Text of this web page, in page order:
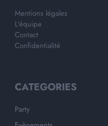
Mentions légales
L'équipe
Contact
Confidentialité
CATEGORIES
Party